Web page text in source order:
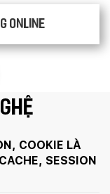
Online
COOKIE LÀ
SESSION